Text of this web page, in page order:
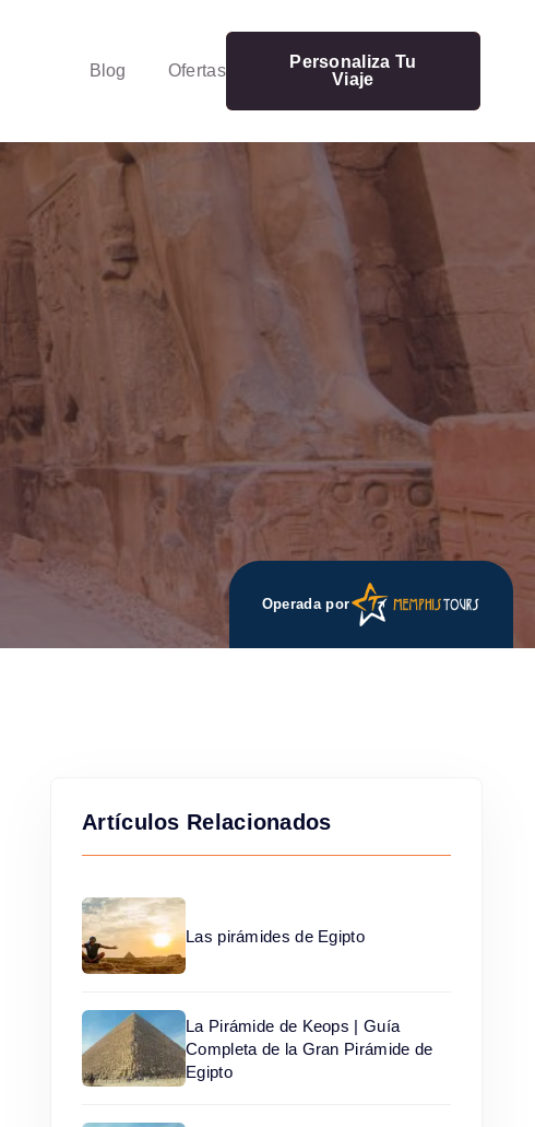
Blog Ofertas
Personaliza Tu
Viaje
Operada por
Artículos Relacionados
Las pirámides de Egipto
La Pirámide de Keops | Guía
Completa de la Gran Pirámide de
Egipto